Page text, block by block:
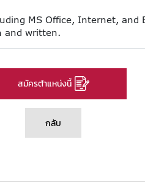
MS Office, Internet, and
and written.
สมัครตำแหน่งนี้
กลับ